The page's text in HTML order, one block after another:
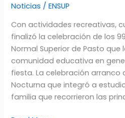
Noticias /ENSUP
Con actividades recreativas,
finalizó la celebración de los
Normal Superior de Pasto que
comunidad educativa en
fiesta. La celebración arranco
Nocturna que integró a
familia que recorrieron las
99
DE
VIDA
ACADÉMICA